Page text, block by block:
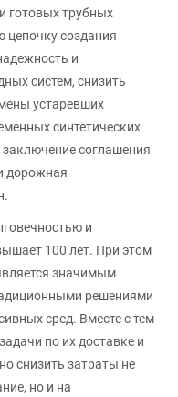
готовых трубных
создания
и
систем, снизить
устаревших
синтетических
соглашения
дорожная
и
100 лет. При этом
значимым
решениями
сред. Вместе с тем
по их доставке и
снизить затраты не
но и на